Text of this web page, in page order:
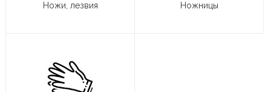
Ножи, лезвия Ножницы